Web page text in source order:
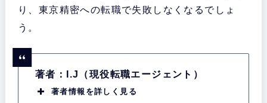
り、東京精密への転職で失敗しなくなるでしょ
う。
著者：I.J（現役転職エージェント）
著者情報を詳しく見る